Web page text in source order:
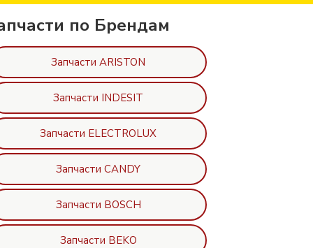
по Брендам
Запчасти ARISTON
Запчасти INDESIT
Запчасти ELECTROLUX
Запчасти CANDY
Запчасти BOSCH
Запчасти BEKO